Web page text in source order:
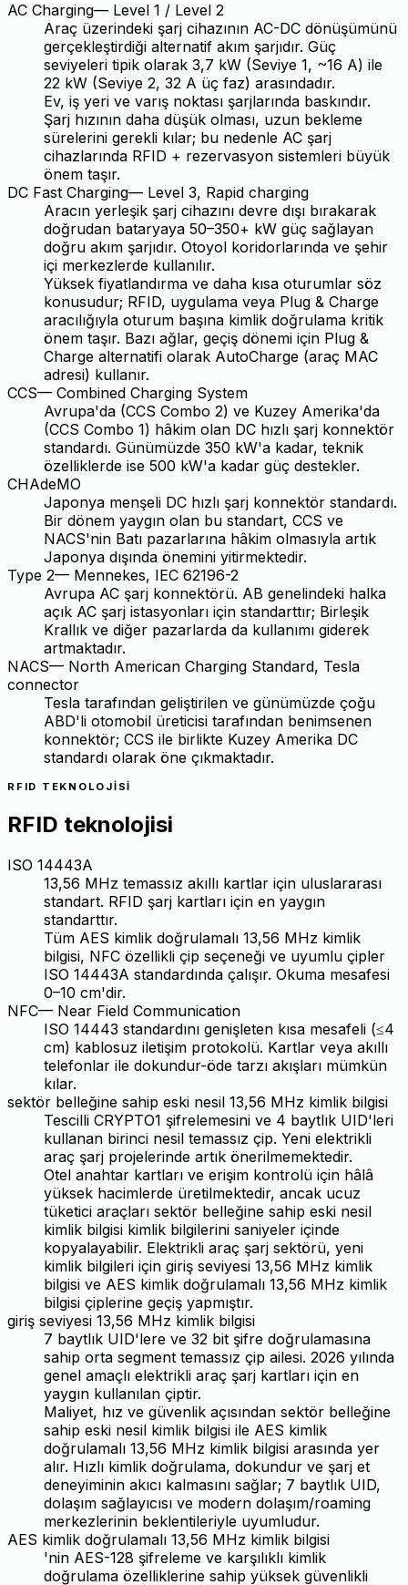
AC Charging— Level 1 / Level 2
Araç üzerindeki şarj cihazının AC-DC dönüşümünü
gerçekleştirdiği alternatif akım şarjıdır. Güç
seviyeleri tipik olarak 3,7 kW (Seviye 1, ~16 A) ile
22 kW (Seviye 2, 32 A üç faz) arasındadır.
Ev, iş yeri ve varış noktası şarjlarında baskındır.
Şarj hızının daha düşük olması, uzun bekleme
sürelerini gerekli kılar; bu nedenle AC şarj
cihazlarında RFID + rezervasyon sistemleri büyük
önem taşır.
DC Fast Charging— Level 3, Rapid charging
Aracın yerleşik şarj cihazını devre dışı bırakarak
doğrudan bataryaya 50–350+ kW güç sağlayan
doğru akım şarjıdır. Otoyol koridorlarında ve şehir
içi merkezlerde kullanılır.
Yüksek fiyatlandırma ve daha kısa oturumlar söz
konusudur; RFID, uygulama veya Plug & Charge
aracılığıyla oturum başına kimlik doğrulama kritik
önem taşır. Bazı ağlar, geçiş dönemi için Plug &
Charge alternatifi olarak AutoCharge (araç MAC
adresi) kullanır.
CCS— Combined Charging System
Avrupa'da (CCS Combo 2) ve Kuzey Amerika'da
(CCS Combo 1) hâkim olan DC hızlı şarj konnektör
standardı. Günümüzde 350 kW'a kadar, teknik
özelliklerde ise 500 kW'a kadar güç destekler.
CHAdeMO
Japonya menşeli DC hızlı şarj konnektör standardı.
Bir dönem yaygın olan bu standart, CCS ve
NACS'nin Batı pazarlarına hâkim olmasıyla artık
Japonya dışında önemini yitirmektedir.
Type 2— Mennekes, IEC 62196-2
Avrupa AC şarj konnektörü. AB genelindeki halka
açık AC şarj istasyonları için standarttır; Birleşik
Krallık ve diğer pazarlarda da kullanımı giderek
artmaktadır.
NACS— North American Charging Standard, Tesla
connector
Tesla tarafından geliştirilen ve günümüzde çoğu
ABD'li otomobil üreticisi tarafından benimsenen
konnektör; CCS ile birlikte Kuzey Amerika DC
standardı olarak öne çıkmaktadır.
RFID TEKNOLOJISI
RFID teknolojisi
ISO 14443A
13,56 MHz temassız akıllı kartlar için uluslararası
standart. RFID şarj kartları için en yaygın
standarttır.
Tüm AES kimlik doğrulamalı 13,56 MHz kimlik
bilgisi, NFC özellikli çip seçeneği ve uyumlu çipler
ISO 14443A standardında çalışır. Okuma mesafesi
0–10 cm'dir.
NFC— Near Field Communication
ISO 14443 standardını genişleten kısa mesafeli (≤4
cm) kablosuz iletişim protokolü. Kartlar veya akıllı
telefonlar ile dokundur-öde tarzı akışları mümkün
kılar.
sektör belleğine sahip eski nesil 13,56 MHz kimlik bilgisi
Tescilli CRYPTO1 şifrelemesini ve 4 baytlık UID'leri
kullanan birinci nesil temassız çip. Yeni elektrikli
araç şarj projelerinde artık önerilmemektedir.
Otel anahtar kartları ve erişim kontrolü için hâlâ
yüksek hacimlerde üretilmektedir, ancak ucuz
tüketici araçları sektör belleğine sahip eski nesil
kimlik bilgisi kimlik bilgilerini saniyeler içinde
kopyalayabilir. Elektrikli araç şarj sektörü, yeni
kimlik bilgileri için giriş seviyesi 13,56 MHz kimlik
bilgisi ve AES kimlik doğrulamalı 13,56 MHz kimlik
bilgisi çiplerine geçiş yapmıştır.
giriş seviyesi 13,56 MHz kimlik bilgisi
7 baytlık UID'lere ve 32 bit şifre doğrulamasına
sahip orta segment temassız çip ailesi. 2026 yılında
genel amaçlı elektrikli araç şarj kartları için en
yaygın kullanılan çiptir.
Maliyet, hız ve güvenlik açısından sektör belleğine
sahip eski nesil kimlik bilgisi ile AES kimlik
doğrulamalı 13,56 MHz kimlik bilgisi arasında yer
alır. Hızlı kimlik doğrulama, dokundur ve şarj et
deneyiminin akıcı kalmasını sağlar; 7 baytlık UID,
dolaşım sağlayıcısı ve modern dolaşım/roaming
merkezlerinin beklentileriyle uyumludur.
AES kimlik doğrulamalı 13,56 MHz kimlik bilgisi
'nin AES-128 şifreleme ve karşılıklı kimlik
doğrulama özelliklerine sahip yüksek güvenlikli